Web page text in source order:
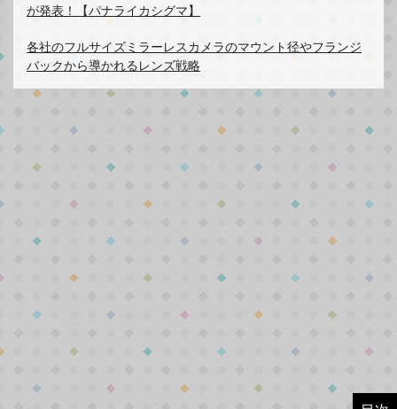
が発表！【パナライカシグマ】
各社のフルサイズミラーレスカメラのマウント径やフランジ
バックから導かれるレンズ戦略